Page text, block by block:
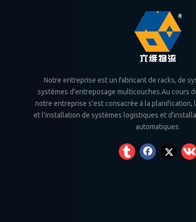
Notre entreprise est un fabricant de racks, de
systèmes d'entreposage multicouches.Au cours
notre entreprise s'est consacrée à la planification,
et l'installation de systèmes logistiques et
automatiques.